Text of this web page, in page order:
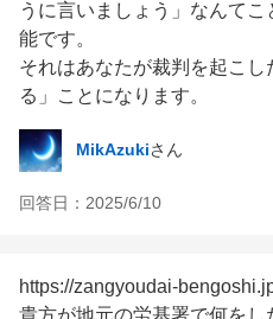
うに言いましょう」なんて
能です。
それはあなたが裁判を起こ
る」ことになります。
MikAzukiさん
回答日： 2025/6/10
https://zangyoudai-
貴方が地元の労基署で何をし